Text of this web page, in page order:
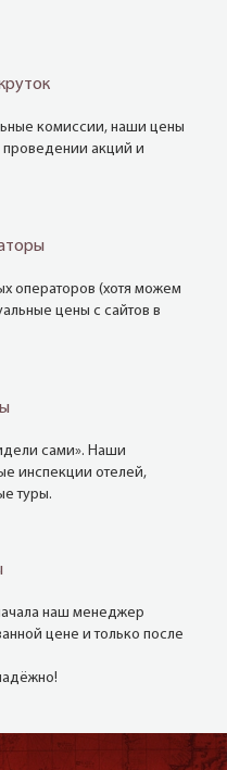
комиссии, наши цены
проведении акций и
операторов (хотя можем
цены с сайтов в
сами». Наши
инспекции отелей,
туры.
наш менеджер
цене и только после